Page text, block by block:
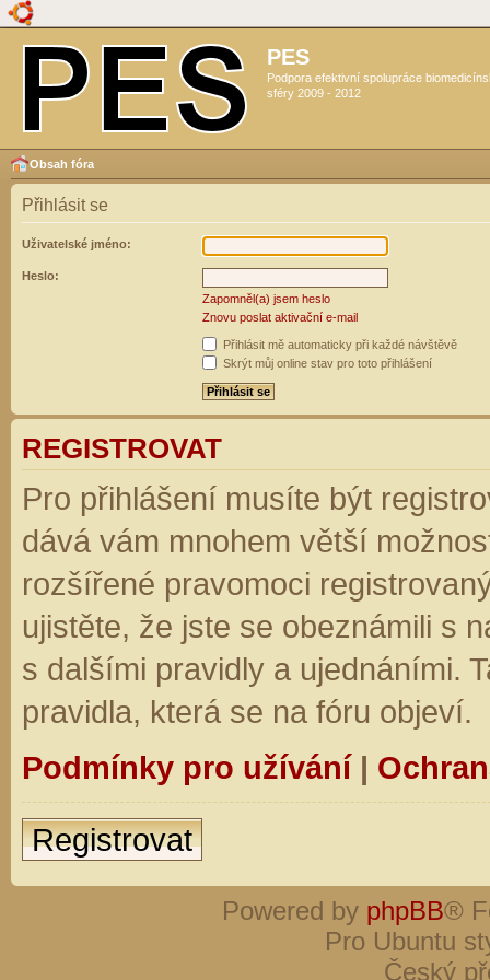
PES
Podpora efektivní spolupráce
sféry 2009 - 2012
Obsah fóra
Přihlásit se
Uživatelské jméno:
Heslo:
Zapomněl(a) jsem heslo
Znovu poslat aktivační e-mail
Přihlásit mě automaticky při každé návštěvě
Skrýt můj online stav pro toto přihlášení
REGISTROVAT
Pro přihlášení musíte být
dává vám mnohem větší
rozšířené pravomoci
ujistěte, že jste se obeznámili s
s dalšími pravidly a ujednáními.
pravidla, která se na fóru objeví.
Podmínky pro užívání|
Registrovat
Powered by phpBB®
Pro Ubuntu
Český